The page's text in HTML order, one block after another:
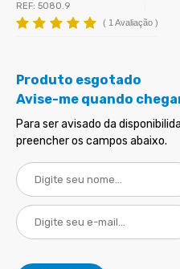
REF: 5080.9
( 1 Avaliação )
Produto esgotado
Avise-me quando
Para ser avisado da
preencher os campos abaixo.